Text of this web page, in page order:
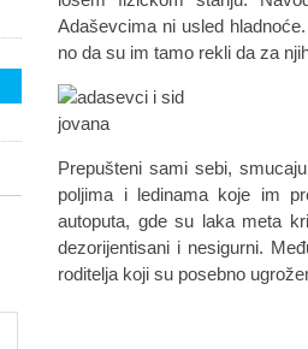
Adaševcima ni usled
no da su im tamo rekli da za
Prepušteni sami sebi,
poljima i ledinama koje im
autoputa, gde su laka meta
dezorijentisani i nesigurni.
roditelja koji su posebno